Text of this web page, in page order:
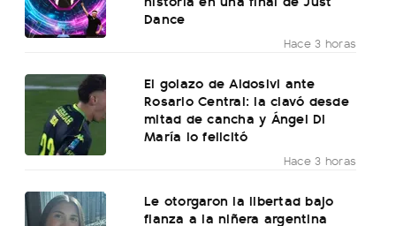
Dance
Hace 3 horas
El golazo de Aldosivi ante
Rosario Central: la clavó desde
mitad de cancha y Ángel Di
María lo felicitó
Hace 3 horas
Le otorgaron la libertad bajo
fianza a la niñera argentina